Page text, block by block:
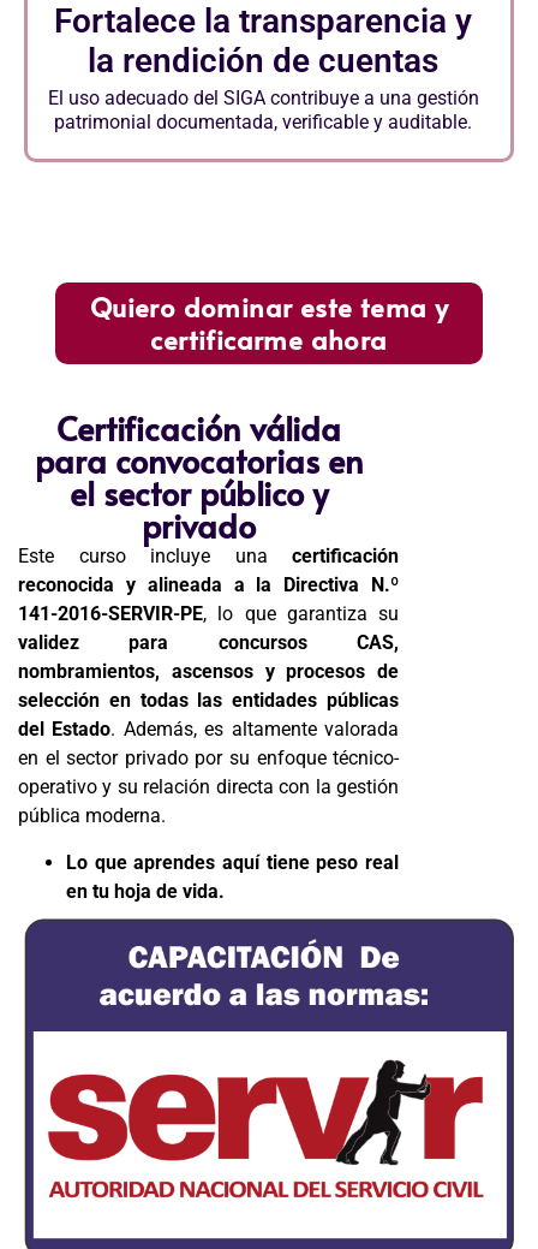
Fortalece la transparencia y
la rendición de cuentas
El uso adecuado del SIGA contribuye a una gestión
patrimonial documentada, verificable y auditable.
Quiero dominar este tema y
certificarme ahora
Certificación válida
para convocatorias en
el sector público y
privado
Este curso incluye unacertificación
reconocida y alineada a la Directiva N.º
141-2016-SERVIR-PE, lo que garantiza su
validez para concursos CAS,
nombramientos, ascensos y procesos de
selección en todas las entidades públicas
del Estado. Además, es altamente valorada
en el sector privado por su enfoque técnico-
operativo y su relación directa con la gestión
pública moderna.
Lo que aprendes aquí tiene peso real
en tu hoja de vida.